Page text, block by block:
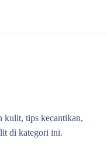
kulit, tips kecantikan,
di kategori ini.